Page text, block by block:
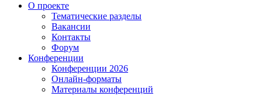
О проекте
Тематические разделы
Вакансии
Контакты
Форум
Конференции
Конференции 2026
Онлайн-форматы
Материалы конференций